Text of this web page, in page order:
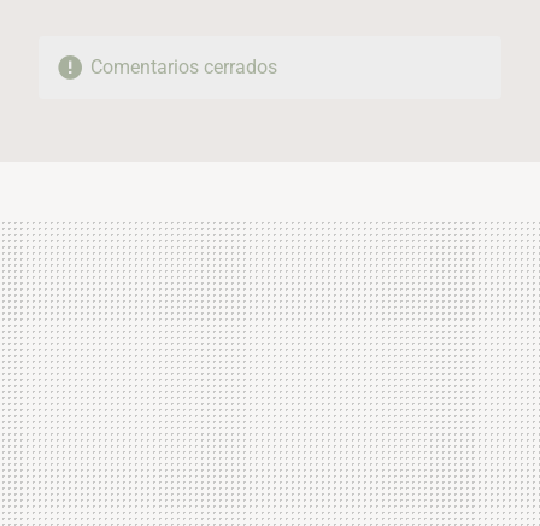
Comentarios cerrados